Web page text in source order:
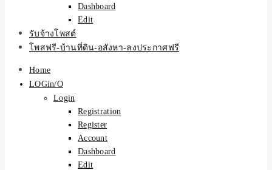
Dashboard
Edit
รับจ้างโพสต์
โพสฟรี-บ้านที่ดิน-อสังหา-ลงประกาศฟรี
Home
LOGin/O
Login
Registration
Register
Account
Dashboard
Edit